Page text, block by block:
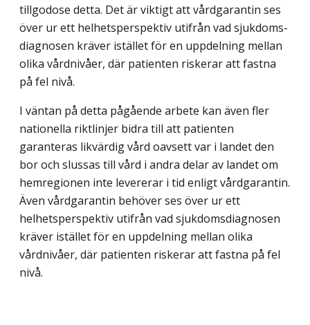
tillgodose detta. Det är viktigt att vårdgarantin ses
över ur ett helhetsperspektiv utifrån vad sjukdoms­
diagnosen kräver istället för en uppdelning mellan
olika vårdnivåer, där patienten riskerar att fastna
på fel nivå.
I väntan på detta pågående arbete kan även fler
nationella riktlinjer bidra till att patienten
garanteras likvärdig vård oavsett var i landet den
bor och slussas till vård i andra delar av landet om
hemregionen inte levererar i tid enligt vårdgarantin.
Även vårdgarantin behöver ses över ur ett
helhetsperspektiv utifrån vad sjukdomsdiagnosen
kräver istället för en uppdelning mellan olika
vårdnivåer, där patienten riskerar att fastna på fel
nivå.